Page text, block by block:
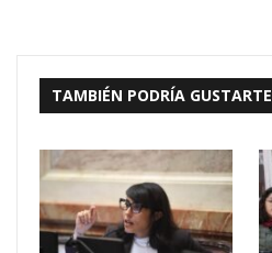
TAMBIÉN PODRÍA GUSTARTE